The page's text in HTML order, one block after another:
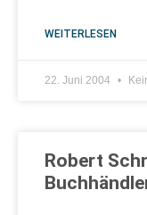
WEITERLESEN
22. Juni 2004
Robert